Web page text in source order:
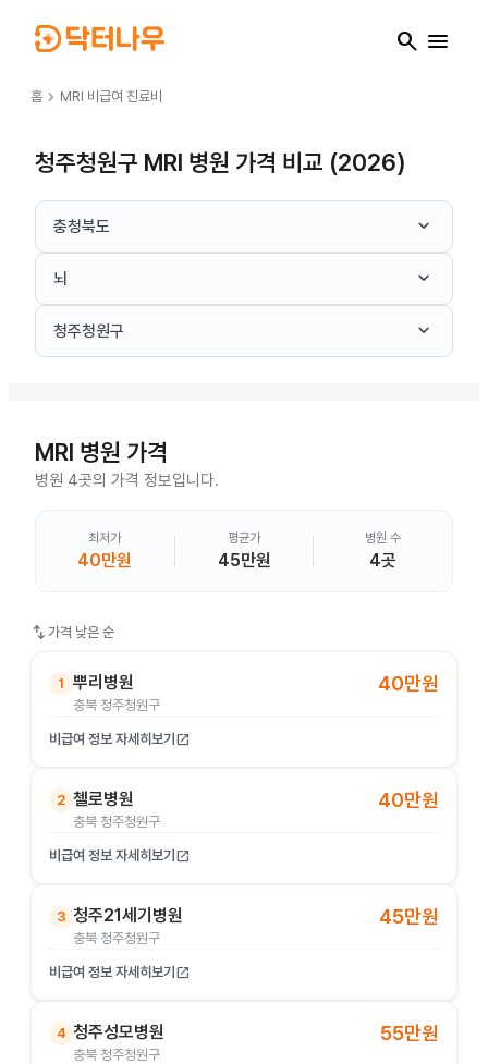
search menu
홈 chevron_right MRI 비급여 진료비
청주청원구 MRI 병원 가격 비교 (2026)
충청북도 keyboard_arrow_down
뇌 keyboard_arrow_down
청주청원구 keyboard_arrow_down
MRI 병원 가격
병원 4곳의 가격 정보입니다.
최저가
40만원
평균가
45만원
병원 수
4곳
swap_vert 가격 낮은 순
1 뿌리병원
충북 청주청원구
40만원
비급여 정보 자세히보기 open_in_new
2 첼로병원
충북 청주청원구
40만원
비급여 정보 자세히보기 open_in_new
3 청주21세기병원
충북 청주청원구
45만원
비급여 정보 자세히보기 open_in_new
4 청주성모병원
충북 청주청원구
55만원